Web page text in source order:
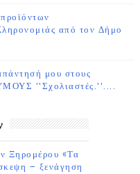
από τον Δήμο
μου στους
''Σχολιαστές.''....
Ξηρομέρου «Τα
– ξενάγηση